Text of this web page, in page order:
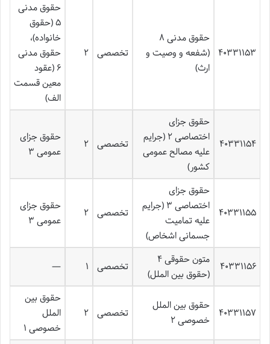
۴۰۳۳۱۱۵۳
حقوق مدنی ۸
(شفعه و وصیت و
ارث)
تخصصی ۲
حقوق مدنی
۵ (حقوق
خانواده)،
حقوق مدنی
۶ (عقود
معین قسمت
الف)
۴۰۳۳۱۱۵۴
حقوق جزای
اختصاصی ۲ (جرایم
علیه مصالح عمومی
کشور)
تخصصی ۲
حقوق جزای
عمومی ۳
۴۰۳۳۱۱۵۵
حقوق جزای
اختصاصی ۳ (جرایم
علیه تمامیت
جسمانی اشخاص)
تخصصی ۲
حقوق جزای
عمومی ۳
۴۰۳۳۱۱۵۶
متون حقوقی ۴
(حقوق بین الملل)
تخصصی ۱ —
۴۰۳۳۱۱۵۷
حقوق بین الملل
خصوصی ۲
تخصصی ۲
حقوق بین
الملل
خصوصی ۱